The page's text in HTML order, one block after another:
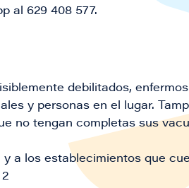
al 629 408 577.
debilitados,
y personas en el lugar.
no tengan completas sus
a los establecimientos que